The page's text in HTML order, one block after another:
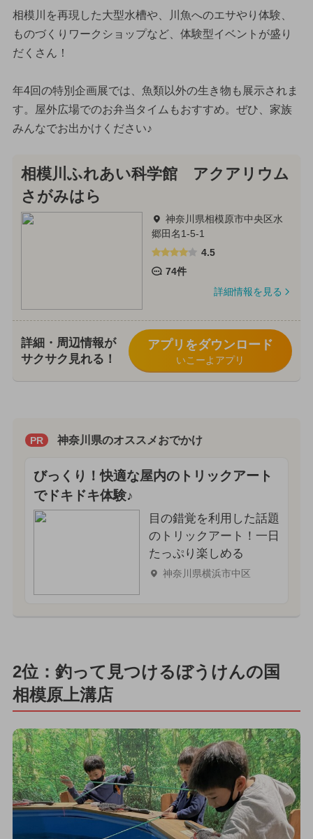
相模川を再現した大型水槽や、川魚へのエサやり体験、
ものづくりワークショップなど、体験型イベントが盛り
だくさん！
年4回の特別企画展では、魚類以外の生き物も展示されま
す。屋外広場でのお弁当タイムもおすすめ。ぜひ、家族
みんなでお出かけください♪
相模川ふれあい科学館 アクアリウム
さがみはら
神奈川県相模原市中央区水
郷田名1-5-1
4.5
74件
詳細情報を見る
詳細・周辺情報が
サクサク見れる！
アプリをダウンロード
いこーよアプリ
PR 神奈川県のオススメおでかけ
びっくり！快適な屋内のトリックアート
でドキドキ体験♪
目の錯覚を利用した話題
のトリックアート！一日
たっぷり楽しめる
神奈川県横浜市中区
2位：釣って見つけるぼうけんの国
相模原上溝店